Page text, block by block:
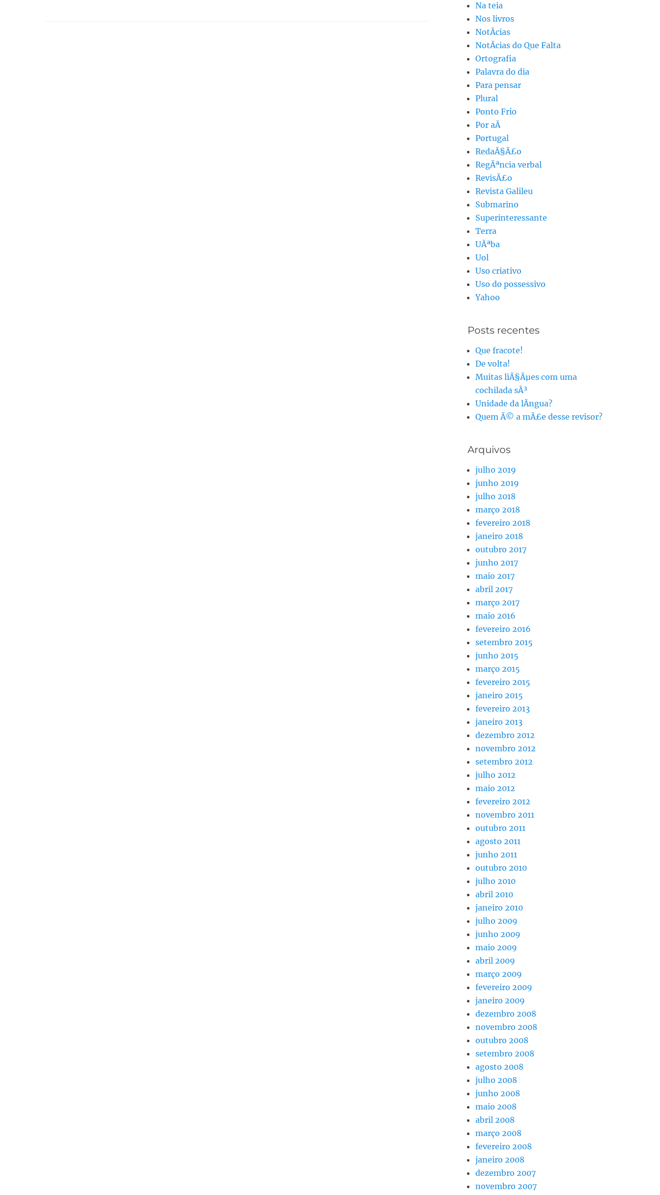
Na teia
Nos livros
NotÃ­cias
NotÃ­cias do Que Falta
Ortografia
Palavra do dia
Para pensar
Plural
Ponto Frio
Por aÃ­
Portugal
RedaÃ§Ã£o
RegÃªncia verbal
RevisÃ£o
Revista Galileu
Submarino
Superinteressante
Terra
UÃªba
Uol
Uso criativo
Uso do possessivo
Yahoo
Posts recentes
Que fracote!
De volta!
Muitas liÃ§Ãµes com uma
cochilada sÃ³
Unidade da lÃ­ngua?
Quem Ã© a mÃ£e desse revisor?
Arquivos
julho 2019
junho 2019
julho 2018
março 2018
fevereiro 2018
janeiro 2018
outubro 2017
junho 2017
maio 2017
abril 2017
março 2017
maio 2016
fevereiro 2016
setembro 2015
junho 2015
março 2015
fevereiro 2015
janeiro 2015
fevereiro 2013
janeiro 2013
dezembro 2012
novembro 2012
setembro 2012
julho 2012
maio 2012
fevereiro 2012
novembro 2011
outubro 2011
agosto 2011
junho 2011
outubro 2010
julho 2010
abril 2010
janeiro 2010
julho 2009
junho 2009
maio 2009
abril 2009
março 2009
fevereiro 2009
janeiro 2009
dezembro 2008
novembro 2008
outubro 2008
setembro 2008
agosto 2008
julho 2008
junho 2008
maio 2008
abril 2008
março 2008
fevereiro 2008
janeiro 2008
dezembro 2007
novembro 2007